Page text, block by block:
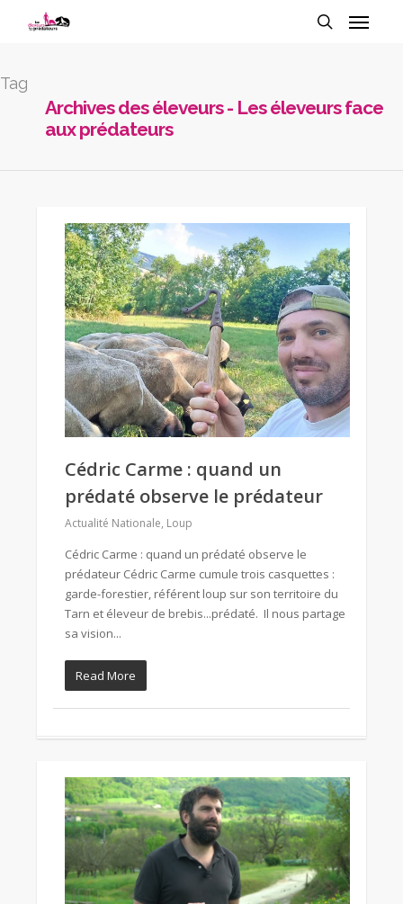
Tag
Archives des éleveurs - Les éleveurs face
aux prédateurs
Cédric Carme : quand un
prédaté observe le prédateur
Actualité Nationale, Loup
Cédric Carme : quand un prédaté observe le
prédateur Cédric Carme cumule trois casquettes :
garde-forestier, référent loup sur son territoire du
Tarn et éleveur de brebis...prédaté. Il nous partage
sa vision...
Read More